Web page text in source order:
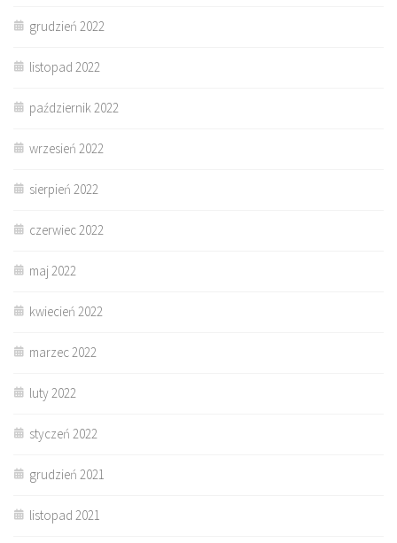
grudzień 2022
listopad 2022
październik 2022
wrzesień 2022
sierpień 2022
czerwiec 2022
maj 2022
kwiecień 2022
marzec 2022
luty 2022
styczeń 2022
grudzień 2021
listopad 2021